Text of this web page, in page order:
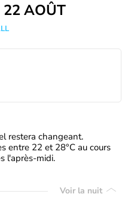
22 AOÛT
restera changeant.
entre 22 et 28°C au cours
l'après-midi.
Voir la nuit